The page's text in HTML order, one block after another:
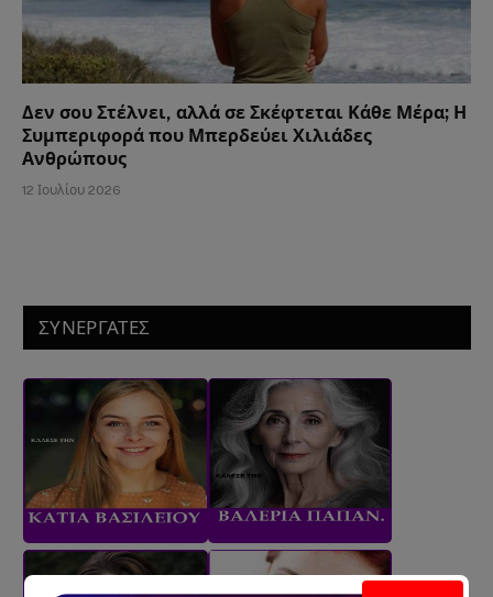
Δεν σου Στέλνει, αλλά σε Σκέφτεται Κάθε Μέρα; Η
Συμπεριφορά που Μπερδεύει Χιλιάδες
Ανθρώπους
12 Ιουλίου 2026
ΣΥΝΕΡΓΑΤΕΣ